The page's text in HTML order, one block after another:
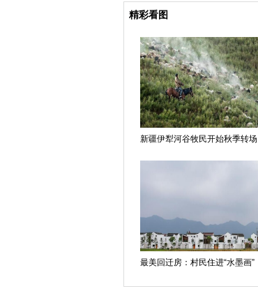
精彩看图
新疆伊犁河谷牧民开始秋季转场
最美回迁房：村民住进“水墨画”